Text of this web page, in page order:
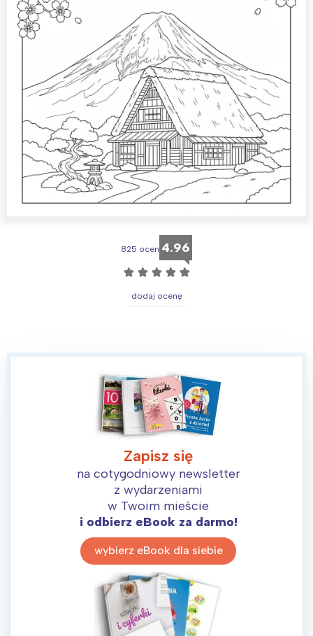
825 ocen 4.96
☆ ☆ ☆ ☆ ☆
dodaj ocenę
Zapisz się
na cotygodniowy newsletter
z wydarzeniami
w Twoim mieście
i odbierz eBook za darmo!
wybierz eBook dla siebie